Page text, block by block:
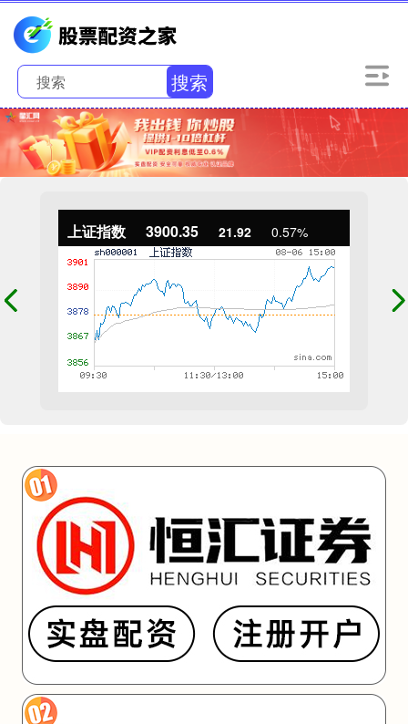
搜索
上证指数 3900.35 21.92 0.57%